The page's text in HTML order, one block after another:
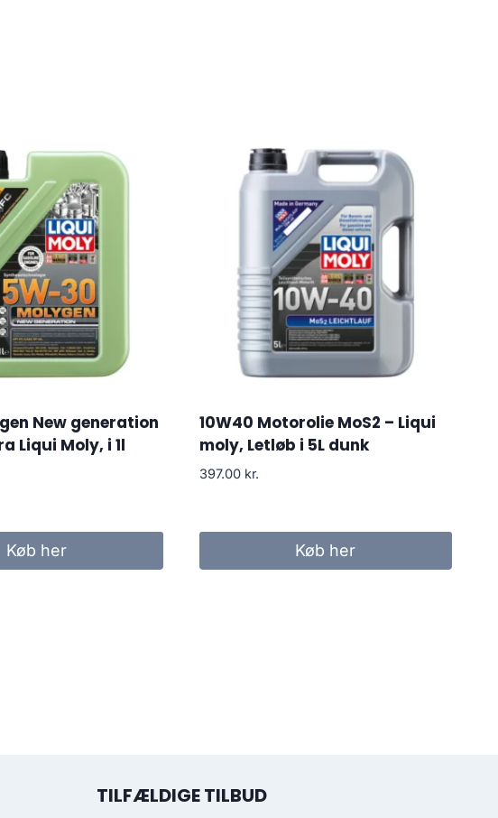
New generation
Liqui Moly, i 1l
Køb her
10W40 Motorolie MoS2 – Liqui
moly, Letløb i 5L dunk
397.00 kr.
Køb her
TILFÆLDIGE TILBUD